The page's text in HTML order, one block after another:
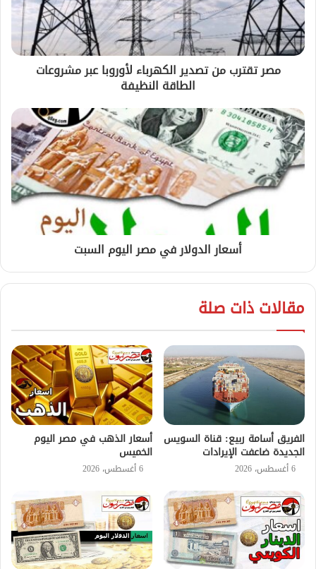
مصر تقترب من تصدير الكهرباء لأوروبا عبر مشروعات
الطاقة النظيفة
أسعار الدولار في مصر اليوم السبت
مقالات ذات صلة
الفريق أسامة ربيع: قناة السويس
الجديدة ضاعفت الإيرادات
6 أغسطس، 2026
أسعار الذهب في مصر اليوم
الخميس
6 أغسطس، 2026